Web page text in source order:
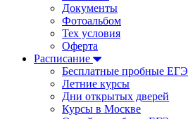
Документы
Фотоальбом
Тех условия
Оферта
Расписание
Бесплатные пробные ЕГЭ
Летние курсы
Дни открытых дверей
Курсы в Москве